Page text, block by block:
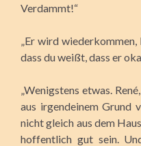
Verdammt!“
„Er wird
dass du weißt, dass er
„Wenigstens etwas.
aus irgendeinem Grund
nicht gleich aus dem
hoffentlich gut sein.